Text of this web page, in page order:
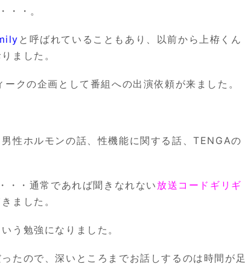
・・。
と呼ばれていることもあり、以前から上栫くん
ました。
クの企画として番組への出演依頼が来ました。
性ホルモンの話、性機能に関する話、TENGAの
・・通常であれば聞きなれない 放送コードギリギ
ました。
う勉強になりました。
たので、深いところまでお話しするのは時間が足